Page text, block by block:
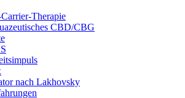
Therapie
CBD/CBG
nach Lakhovsky